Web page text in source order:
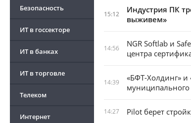
Безопасность
ИТ в госсекторе
ИТ в банках
ИТ в торговле
Телеком
Интернет
15:12
Индустрия ПК
выживем»
14:56
NGR Softlab и
центра
14:39
«БФТ-Холдинг» и
14:27 Pilot берет